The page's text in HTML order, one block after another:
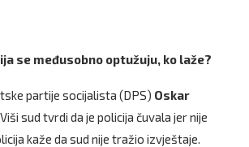
se međusobno optužuju, ko laže?
partije socijalista (DPS) Oskar
sud tvrdi da je policija čuvala jer nije
kaže da sud nije tražio izvještaje.